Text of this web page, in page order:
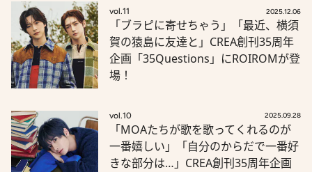
vol.11 2025.12.06
「ブラピに寄せちゃう」「最近、横須
賀の猿島に友達と」CREA創刊35周年
企画「35Questions」にROIROMが登
場！
vol.10 2025.09.28
「MOAたちが歌を歌ってくれるのが
一番嬉しい」「自分のからだで一番好
きな部分は…」CREA創刊35周年企画